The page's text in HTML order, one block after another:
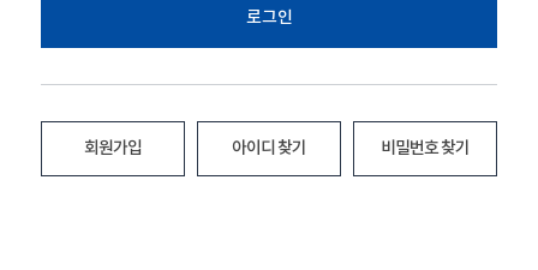
로그인
회원가입 아이디 찾기 비밀번호 찾기